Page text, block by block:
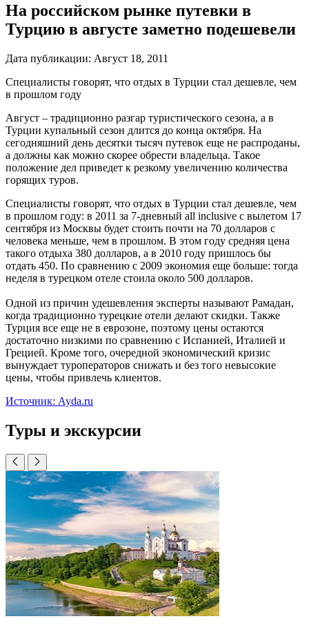
На российском рынке путевки в
Турцию в августе заметно подешевели
Дата публикации: Август 18, 2011
Специалисты говорят, что отдых в Турции стал дешевле, чем
в прошлом году
Август – традиционно разгар туристического сезона, а в
Турции купальный сезон длится до конца октября. На
сегодняшний день десятки тысяч путевок еще не распроданы,
а должны как можно скорее обрести владельца. Такое
положение дел приведет к резкому увеличению количества
горящих туров.
Специалисты говорят, что отдых в Турции стал дешевле, чем
в прошлом году: в 2011 за 7-дневный all inclusive с вылетом 17
сентября из Москвы будет стоить почти на 70 долларов с
человека меньше, чем в прошлом. В этом году средняя цена
такого отдыха 380 долларов, а в 2010 году пришлось бы
отдать 450. По сравнению с 2009 экономия еще больше: тогда
неделя в турецком отеле стоила около 500 долларов.
Одной из причин удешевления эксперты называют Рамадан,
когда традиционно турецкие отели делают скидки. Также
Турция все еще не в еврозоне, поэтому цены остаются
достаточно низкими по сравнению с Испанией, Италией и
Грецией. Кроме того, очередной экономический кризис
вынуждает туроператоров снижать и без того невысокие
цены, чтобы привлечь клиентов.
Источник: Ayda.ru
Туры и экскурсии